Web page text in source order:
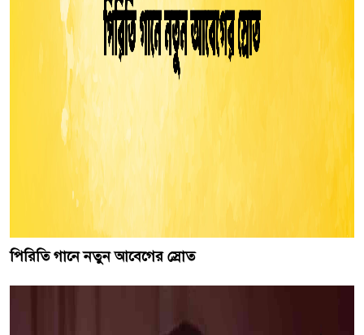
পিরিতি গানে নতুন আবেগের স্রোত